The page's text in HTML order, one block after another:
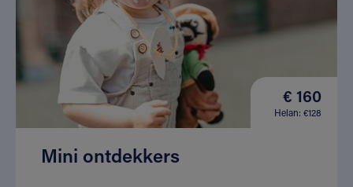
€ 160
Helan: €128
Mini ontdekkers